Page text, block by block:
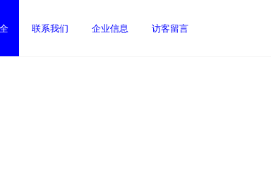
联系我们 企业信息 访客留言